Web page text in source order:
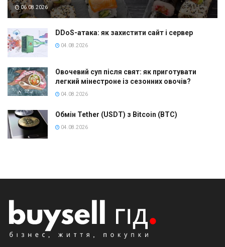
06.08.2026
DDoS-атака: як захистити сайт і сервер
04.08.2026
Овочевий суп після свят: як приготувати
легкий мінестроне із сезонних овочів?
04.08.2026
Обмін Tether (USDT) з Bitcoin (BTC)
04.08.2026